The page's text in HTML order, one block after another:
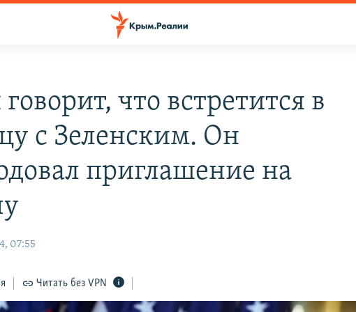
что встретится в
с Зеленским. Он
приглашение на
07:55
Читать без VPN